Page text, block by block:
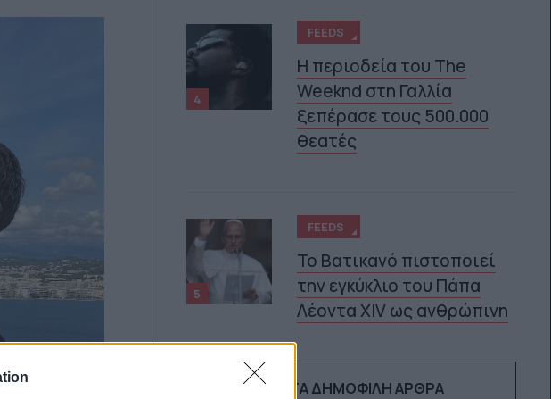
4
FEEDS
Η περιοδεία του The
Weeknd στη Γαλλία
ξεπέρασε τους 500.000
θεατές
5
FEEDS
Το Βατικανό πιστοποιεί
την εγκύκλιο του Πάπα
Λέοντα XIV ως ανθρώπινη
ΔΕΣ ΤΑ ΔΗΜΟΦΙΛΉ ΆΡΘΡΑ